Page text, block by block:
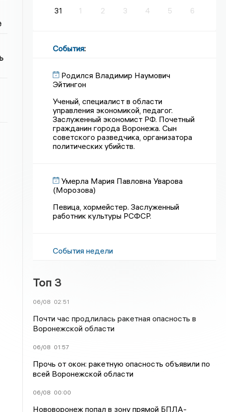
31
1 2 3 4 5 6
События:
Родился Владимир Наумович
Эйтингон
Ученый, специалист в области
управления экономикой, педагог.
Заслуженный экономист РФ. Почетный
гражданин города Воронежа. Сын
советского разведчика, организатора
политических убийств.
Умерла Мария Павловна Уварова
(Морозова)
Певица, хормейстер. Заслуженный
работник культуры РСФСР.
События недели
Топ 3
06/08 02:51
Почти час продлилась ракетная опасность в
Воронежской области
06/08 01:57
Прочь от окон: ракетную опасность объявили по
всей Воронежской области
06/08 00:00
Нововоронеж попал в зону прямой БПЛА-